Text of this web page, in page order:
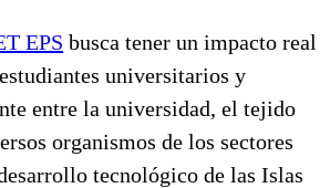
EPS busca tener un impacto real
universitarios y
entre la universidad, el tejido
organismos de los sectores
tecnológico de las Islas